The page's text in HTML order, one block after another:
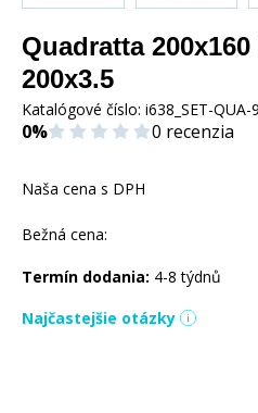
Quadratta
200x3.5
Katalógové číslo: i638_SET-
0% 0 recenzia
Naša cena s DPH
Bežná cena:
Termín dodania: 4-8 týdnů
Najčastejšie otázky